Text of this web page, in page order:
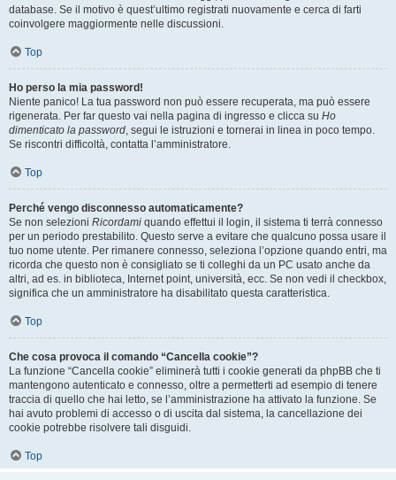
database. Se il motivo è quest’ultimo registrati nuovamente e cerca di farti
coinvolgere maggiormente nelle discussioni.
Top
Ho perso la mia password!
Niente panico! La tua password non può essere recuperata, ma può essere
rigenerata. Per far questo vai nella pagina di ingresso e clicca su Ho
dimenticato la password, segui le istruzioni e tornerai in linea in poco tempo.
Se riscontri difficoltà, contatta l’amministratore.
Top
Perché vengo disconnesso automaticamente?
Se non selezioni Ricordami quando effettui il login, il sistema ti terrà connesso
per un periodo prestabilito. Questo serve a evitare che qualcuno possa usare il
tuo nome utente. Per rimanere connesso, seleziona l’opzione quando entri, ma
ricorda che questo non è consigliato se ti colleghi da un PC usato anche da
altri, ad es. in biblioteca, Internet point, università, ecc. Se non vedi il checkbox,
significa che un amministratore ha disabilitato questa caratteristica.
Top
Che cosa provoca il comando “Cancella cookie”?
La funzione “Cancella cookie” eliminerà tutti i cookie generati da phpBB che ti
mantengono autenticato e connesso, oltre a permetterti ad esempio di tenere
traccia di quello che hai letto, se l’amministrazione ha attivato la funzione. Se
hai avuto problemi di accesso o di uscita dal sistema, la cancellazione dei
cookie potrebbe risolvere tali disguidi.
Top